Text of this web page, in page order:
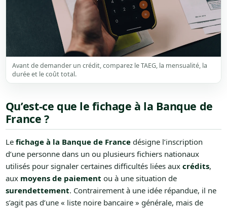
Avant de demander un crédit, comparez le TAEG, la mensualité, la
durée et le coût total.
Qu’est-ce que le fichage à la Banque de
France ?
Le fichage à la Banque de Francedésigne l’inscription
d’une personne dans un ou plusieurs fichiers nationaux
utilisés pour signaler certaines difficultés liées aux crédits,
aux moyens de paiement ou à une situation de
surendettement. Contrairement à une idée répandue, il ne
s’agit pas d’une « liste noire bancaire » générale, mais de